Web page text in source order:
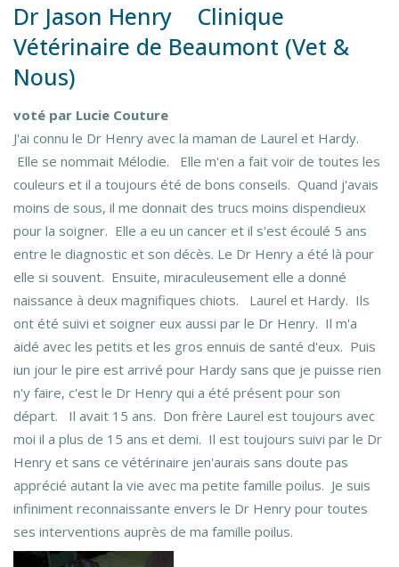
Dr Jason Henry Clinique
Vétérinaire de Beaumont (Vet &
Nous)
voté par Lucie Couture
J'ai connu le Dr Henry avec la maman de Laurel et Hardy.
Elle se nommait Mélodie. Elle m'en a fait voir de toutes les
couleurs et il a toujours été de bons conseils. Quand j'avais
moins de sous, il me donnait des trucs moins dispendieux
pour la soigner. Elle a eu un cancer et il s'est écoulé 5 ans
entre le diagnostic et son décès. Le Dr Henry a été là pour
elle si souvent. Ensuite, miraculeusement elle a donné
naissance à deux magnifiques chiots. Laurel et Hardy. Ils
ont été suivi et soigner eux aussi par le Dr Henry. Il m'a
aidé avec les petits et les gros ennuis de santé d'eux. Puis
iun jour le pire est arrivé pour Hardy sans que je puisse rien
n'y faire, c'est le Dr Henry qui a été présent pour son
départ. Il avait 15 ans. Don frère Laurel est toujours avec
moi il a plus de 15 ans et demi. Il est toujours suivi par le Dr
Henry et sans ce vétérinaire jen'aurais sans doute pas
apprécié autant la vie avec ma petite famille poilus. Je suis
infiniment reconnaissante envers le Dr Henry pour toutes
ses interventions auprès de ma famille poilus.